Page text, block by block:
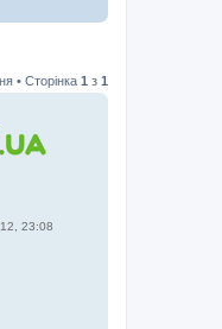
• Сторінка 1 з 1
23:08